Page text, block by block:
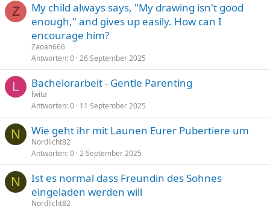
Z
My child always says, "My drawing isn't good
enough," and gives up easily. How can I
encourage him?
Zaoan666
Antworten 0 26 September 2025
L Bachelorarbeit - Gentle Parenting
lwita
Antworten 0 11 September 2025
N Wie geht ihr mit Launen Eurer Pubertiere um
Nordlicht82
Antworten 0 2 September 2025
N
Ist es normal dass Freundin des Sohnes
eingeladen werden will
Nordlicht82